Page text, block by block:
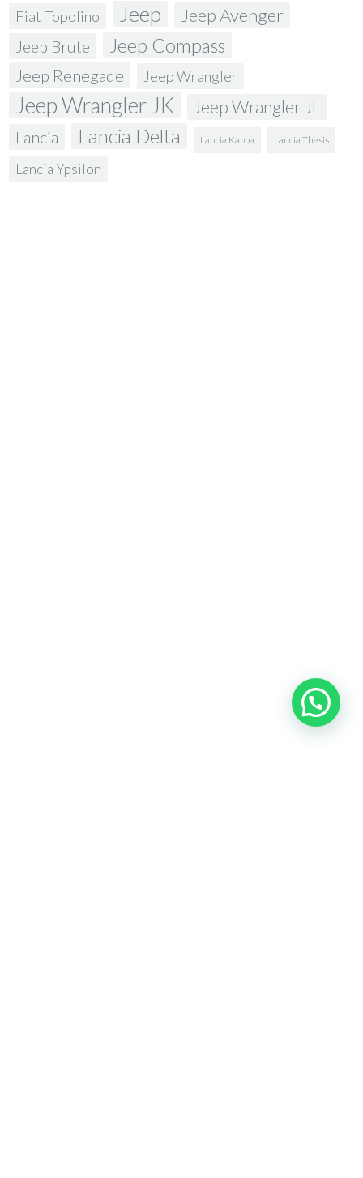
Fiat Topolino Jeep Jeep Avenger
Jeep Brute Jeep Compass
Jeep Renegade Jeep Wrangler
Jeep Wrangler JK Jeep Wrangler JL
Lancia Lancia Delta Lancia Kappa Lancia Thesis
Lancia Ypsilon